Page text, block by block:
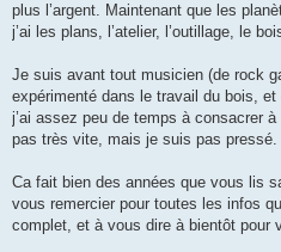
plus l’argent. Maintenant que les
j’ai les plans, l’atelier, l’outillage, le
Je suis avant tout musicien (de rock
expérimenté dans le travail du bois,
j’ai assez peu de temps à consacrer
pas très vite, mais je suis pas pressé.
Ca fait bien des années que vous lis
vous remercier pour toutes les infos
complet, et à vous dire à bientôt pour